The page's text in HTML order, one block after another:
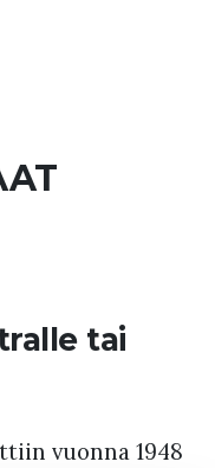
tai
vuonna 1948